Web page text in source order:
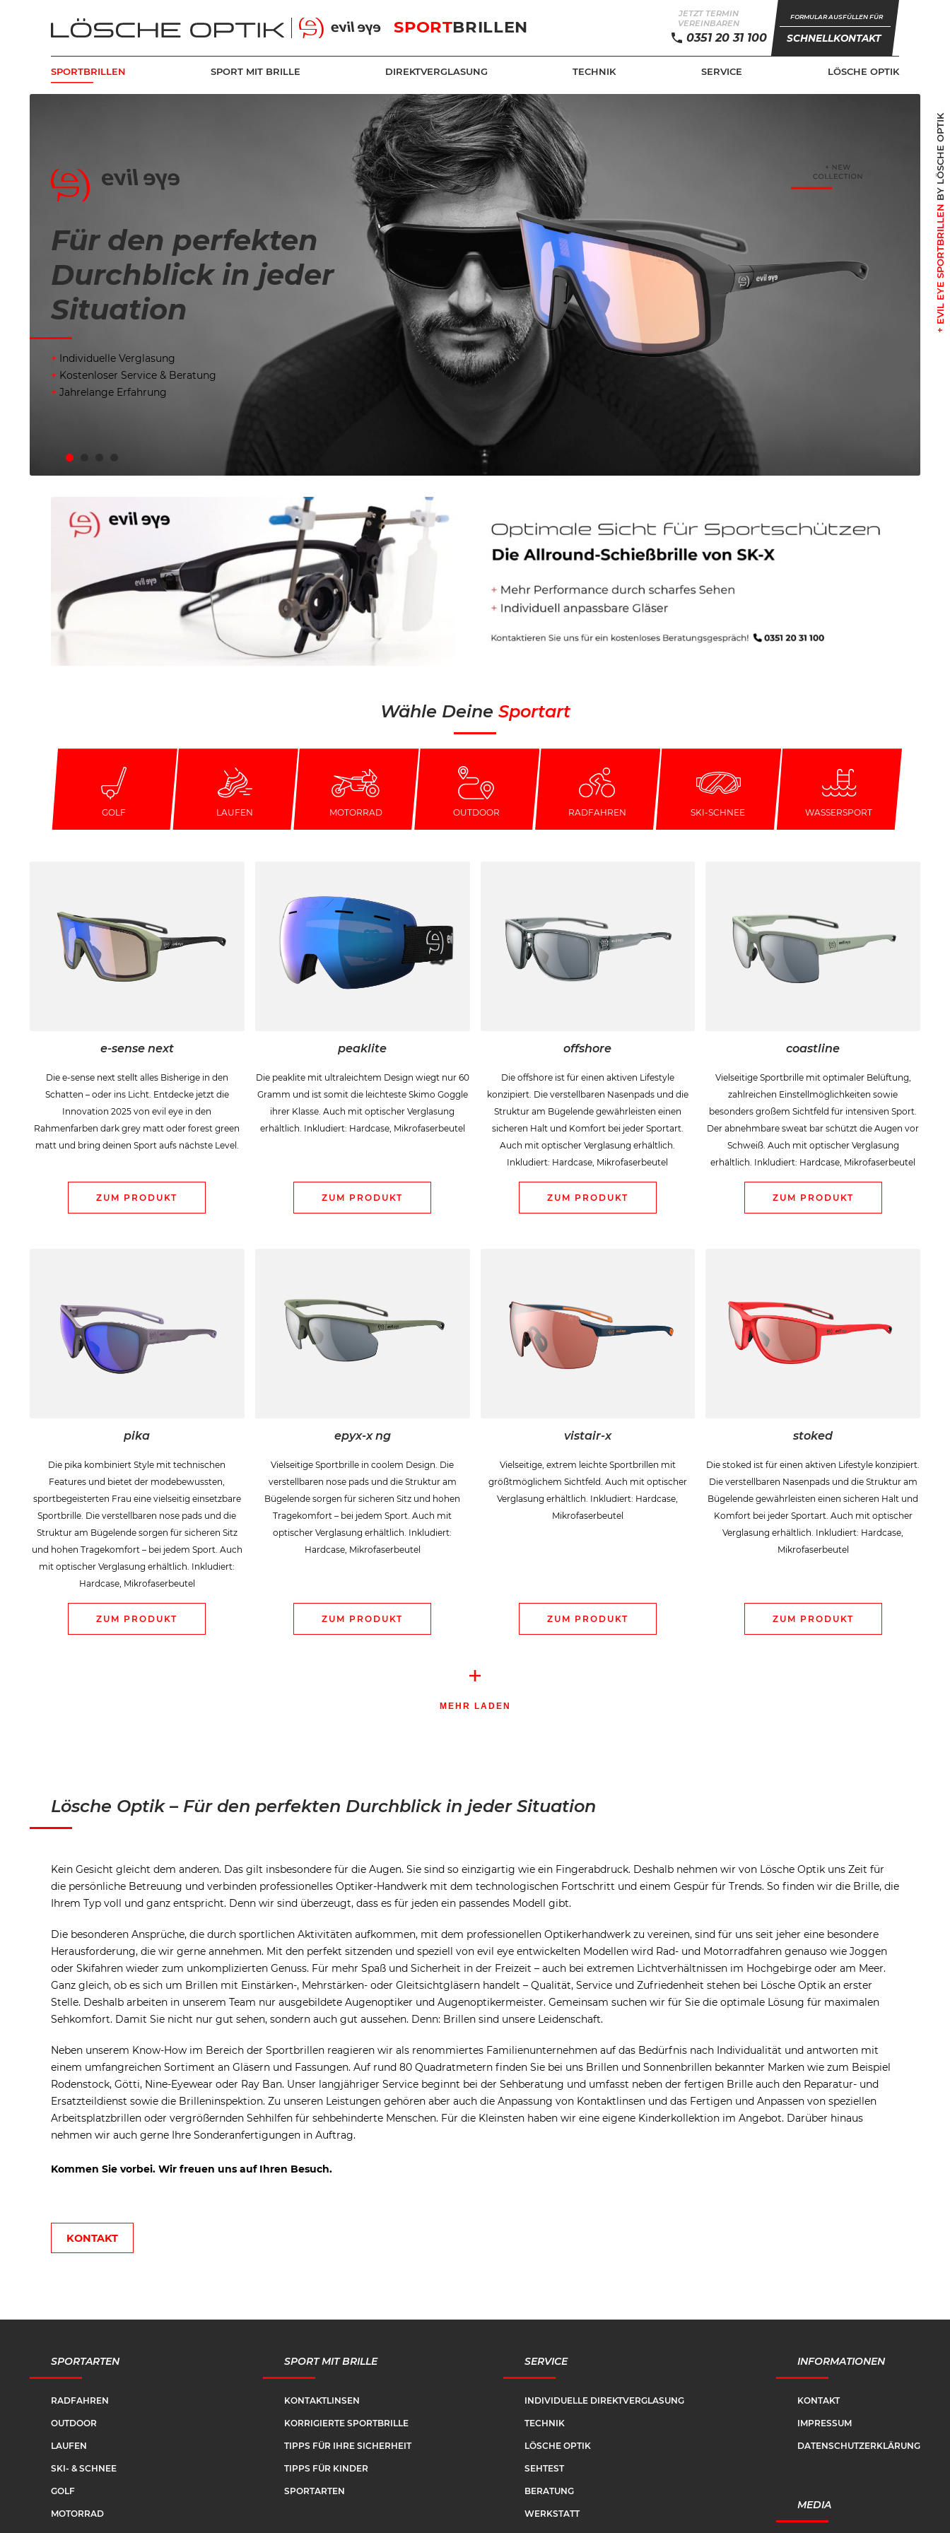
SPORTBRILLEN
JETZT TERMIN
VEREINBAREN
0351 20 31 100
FORMULAR AUSFÜLLEN FÜR
SCHNELLKONTAKT
SPORTBRILLEN SPORT MIT BRILLE DIREKTVERGLASUNG TECHNIK SERVICE LÖSCHE OPTIK
+ EVIL EYE SPORTBRILLEN
BY LÖSCHE OPTIK
Für den perfekten
Durchblick in jeder
Situation
Individuelle Verglasung
Kostenloser Service & Beratung
Jahrelange Erfahrung
Wähle Deine Sportart
GOLF LAUFEN MOTORRAD OUTDOOR RADFAHREN SKI-SCHNEE WASSERSPORT
e-sense next
Die e-sense next stellt alles Bisherige in den
Schatten – oder ins Licht. Entdecke jetzt die
Innovation 2025 von evil eye in den
Rahmenfarben dark grey matt oder forest green
matt und bring deinen Sport aufs nächste Level.
ZUM PRODUKT
peaklite
Die peaklite mit ultraleichtem Design wiegt nur 60
Gramm und ist somit die leichteste Skimo Goggle
ihrer Klasse. Auch mit optischer Verglasung
erhältlich. Inkludiert: Hardcase, Mikrofaserbeutel
ZUM PRODUKT
offshore
Die offshore ist für einen aktiven Lifestyle
konzipiert. Die verstellbaren Nasenpads und die
Struktur am Bügelende gewährleisten einen
sicheren Halt und Komfort bei jeder Sportart.
Auch mit optischer Verglasung erhältlich.
Inkludiert: Hardcase, Mikrofaserbeutel
ZUM PRODUKT
coastline
Vielseitige Sportbrille mit optimaler Belüftung,
zahlreichen Einstellmöglichkeiten sowie
besonders großem Sichtfeld für intensiven Sport.
Der abnehmbare sweat bar schützt die Augen vor
Schweiß. Auch mit optischer Verglasung
erhältlich. Inkludiert: Hardcase, Mikrofaserbeutel
ZUM PRODUKT
pika
Die pika kombiniert Style mit technischen
Features und bietet der modebewussten,
sportbegeisterten Frau eine vielseitig einsetzbare
Sportbrille. Die verstellbaren nose pads und die
Struktur am Bügelende sorgen für sicheren Sitz
und hohen Tragekomfort – bei jedem Sport. Auch
mit optischer Verglasung erhältlich. Inkludiert:
Hardcase, Mikrofaserbeutel
ZUM PRODUKT
epyx-x ng
Vielseitige Sportbrille in coolem Design. Die
verstellbaren nose pads und die Struktur am
Bügelende sorgen für sicheren Sitz und hohen
Tragekomfort – bei jedem Sport. Auch mit
optischer Verglasung erhältlich. Inkludiert:
Hardcase, Mikrofaserbeutel
ZUM PRODUKT
vistair-x
Vielseitige, extrem leichte Sportbrillen mit
größtmöglichem Sichtfeld. Auch mit optischer
Verglasung erhältlich. Inkludiert: Hardcase,
Mikrofaserbeutel
ZUM PRODUKT
stoked
Die stoked ist für einen aktiven Lifestyle konzipiert.
Die verstellbaren Nasenpads und die Struktur am
Bügelende gewährleisten einen sicheren Halt und
Komfort bei jeder Sportart. Auch mit optischer
Verglasung erhältlich. Inkludiert: Hardcase,
Mikrofaserbeutel
ZUM PRODUKT
MEHR LADEN
Lösche Optik – Für den perfekten Durchblick in jeder Situation
Kein Gesicht gleicht dem anderen. Das gilt insbesondere für die Augen. Sie sind so einzigartig wie ein Fingerabdruck. Deshalb nehmen wir von Lösche Optik uns Zeit für
die persönliche Betreuung und verbinden professionelles Optiker-Handwerk mit dem technologischen Fortschritt und einem Gespür für Trends. So finden wir die Brille, die
Ihrem Typ voll und ganz entspricht. Denn wir sind überzeugt, dass es für jeden ein passendes Modell gibt.
Die besonderen Ansprüche, die durch sportlichen Aktivitäten aufkommen, mit dem professionellen Optikerhandwerk zu vereinen, sind für uns seit jeher eine besondere
Herausforderung, die wir gerne annehmen. Mit den perfekt sitzenden und speziell von evil eye entwickelten Modellen wird Rad- und Motorradfahren genauso wie Joggen
oder Skifahren wieder zum unkomplizierten Genuss. Für mehr Spaß und Sicherheit in der Freizeit – auch bei extremen Lichtverhältnissen im Hochgebirge oder am Meer.
Ganz gleich, ob es sich um Brillen mit Einstärken-, Mehrstärken- oder Gleitsichtgläsern handelt – Qualität, Service und Zufriedenheit stehen bei Lösche Optik an erster
Stelle. Deshalb arbeiten in unserem Team nur ausgebildete Augenoptiker und Augenoptikermeister. Gemeinsam suchen wir für Sie die optimale Lösung für maximalen
Sehkomfort. Damit Sie nicht nur gut sehen, sondern auch gut aussehen. Denn: Brillen sind unsere Leidenschaft.
Neben unserem Know-How im Bereich der Sportbrillen reagieren wir als renommiertes Familienunternehmen auf das Bedürfnis nach Individualität und antworten mit
einem umfangreichen Sortiment an Gläsern und Fassungen. Auf rund 80 Quadratmetern finden Sie bei uns Brillen und Sonnenbrillen bekannter Marken wie zum Beispiel
Rodenstock, Götti, Nine-Eyewear oder Ray Ban. Unser langjähriger Service beginnt bei der Sehberatung und umfasst neben der fertigen Brille auch den Reparatur- und
Ersatzteildienst sowie die Brilleninspektion. Zu unseren Leistungen gehören aber auch die Anpassung von Kontaktlinsen und das Fertigen und Anpassen von speziellen
Arbeitsplatzbrillen oder vergrößernden Sehhilfen für sehbehinderte Menschen. Für die Kleinsten haben wir eine eigene Kinderkollektion im Angebot. Darüber hinaus
nehmen wir auch gerne Ihre Sonderanfertigungen in Auftrag.
Kommen Sie vorbei. Wir freuen uns auf Ihren Besuch.
KONTAKT
SPORTARTEN
RADFAHREN
OUTDOOR
LAUFEN
SKI- & SCHNEE
GOLF
MOTORRAD
SPORT MIT BRILLE
KONTAKTLINSEN
KORRIGIERTE SPORTBRILLE
TIPPS FÜR IHRE SICHERHEIT
TIPPS FÜR KINDER
SPORTARTEN
SERVICE
INDIVIDUELLE DIREKTVERGLASUNG
TECHNIK
LÖSCHE OPTIK
SEHTEST
BERATUNG
WERKSTATT
INFORMATIONEN
KONTAKT
IMPRESSUM
DATENSCHUTZERKLÄRUNG
MEDIA